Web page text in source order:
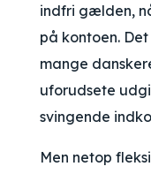
indfri gælden,
på kontoen.
mange
uforudsete
svingende
Men netop